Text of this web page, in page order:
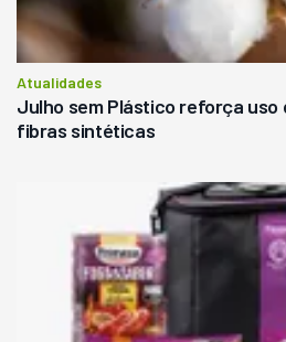
Atualidades
Julho sem Plástico reforça uso
fibras sintéticas